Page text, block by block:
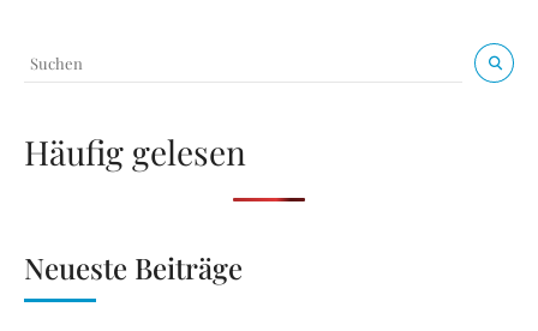
Häufig gelesen
Neueste Beiträge